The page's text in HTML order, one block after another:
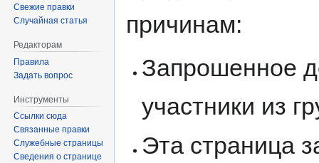
причинам:
Запрошенное
участники из
Эта страница
Свежие правки
Случайная статья
Редакторам
Правила
Задать вопрос
Инструменты
Ссылки сюда
Связанные правки
Служебные страницы
Сведения о странице